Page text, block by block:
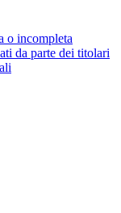
o incompleta
da parte dei titolari